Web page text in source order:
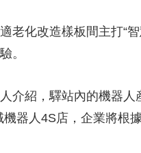
化改造樣板間主打“智
。
紹，驛站內的機器人産
器人4S店，企業將根